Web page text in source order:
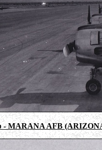
- MARANA AFB